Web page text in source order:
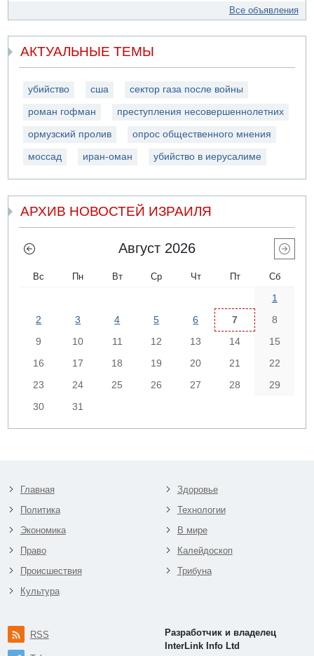
Все объявления
АКТУАЛЬНЫЕ ТЕМЫ
убийство сша сектор газа после войны
роман гофман преступления несовершеннолетних
ормузский пролив опрос общественного мнения
моссад иран-оман убийство в иерусалиме
АРХИВ НОВОСТЕЙ ИЗРАИЛЯ
Август 2026
Вс Пн Вт Ср Чт Пт Сб
1
2
3 4 5 6 7
8
9
10 11 12 13 14
15
16
17 18 19 20 21
22
23
24 25 26 27 28
29
30
31
Главная
Политика
Экономика
Право
Происшествия
Культура
Здоровье
Технологии
В мире
Калейдоскоп
Трибуна
RSS
Разработчик и владелец
InterLink Info Ltd